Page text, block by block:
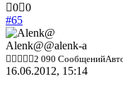
Голосуйте
-
палец
вниз.
0 Голосуйте
палец
вверх.
0
#65
Alenk@@alenk-a
2 090 Сообщений
16.06.2012, 15:14